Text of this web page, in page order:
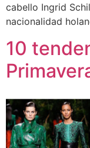
cabello Ingrid
nacionalidad
10